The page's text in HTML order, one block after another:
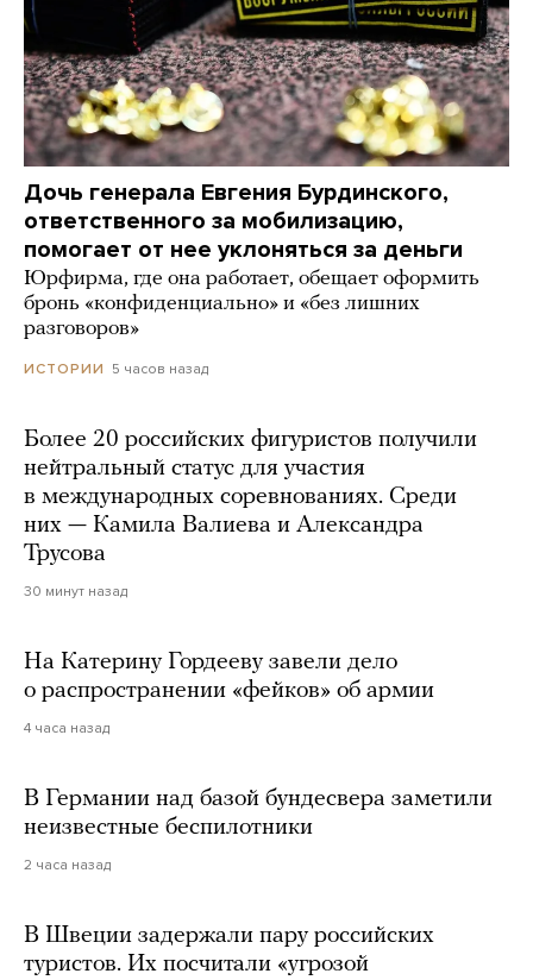
Дочь генерала Евгения Бурдинского,
ответственного за мобилизацию,
помогает от нее уклоняться за деньги
Юрфирма, где она работает, обещает оформить
бронь «конфиденциально» и «без лишних
разговоров»
ИСТОРИИ 5 часов назад
Более 20 российских фигуристов получили
нейтральный статус для участия
в международных соревнованиях. Среди
них — Камила Валиева и Александра
Трусова
30 минут назад
На Катерину Гордееву завели дело
о распространении «фейков» об армии
4 часа назад
В Германии над базой бундесвера заметили
неизвестные беспилотники
2 часа назад
В Швеции задержали пару российских
туристов. Их посчитали «угрозой